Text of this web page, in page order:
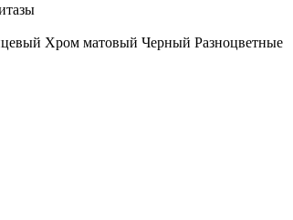
Хром матовый Черный Разноцветные